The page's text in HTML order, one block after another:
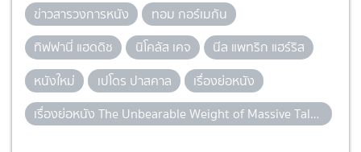
ข่าวสารวงการหนัง
ทอม กอร์เมกัน
ทิฟฟานี่ แฮดดิช
นิโคลัส เคจ
นีล แพทริก แฮร์ริส
หนังใหม่
เปโดร ปาสคาล
เรื่องย่อหนัง
เรื่องย่อหนัง The Unbearable Weight of Massive Talent